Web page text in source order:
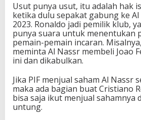
Usut punya usut, itu adalah hak
ketika dulu sepakat gabung ke
2023. Ronaldo jadi pemilik klub,
punya suara untuk menentukan
pemain-pemain incaran.
meminta Al Nassr membeli Joao
ini dan dikabulkan.
Jika PIF menjual saham Al Nassr
maka ada bagian buat Cristiano
bisa saja ikut menjual sahamnya
untung.